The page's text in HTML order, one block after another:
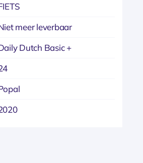
meer leverbaar
Dutch Basic +